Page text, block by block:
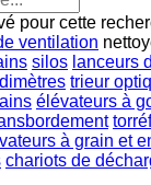
pour cette
ventilation
silos lanceurs
trieur
élévateurs à
à grain et
chariots de